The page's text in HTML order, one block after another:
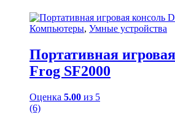
Компьютеры, Умные устройства
Портативная
Frog SF2000
Оценка 5.00 из 5
(6)